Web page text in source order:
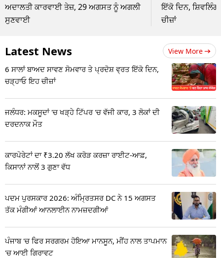
ਅਦਾਲਤੀ ਕਾਰਵਾਈ ਤੇਜ਼, 29 ਅਗਸਤ ਨੂੰ ਅਗਲੀ
ਸੁਣਵਾਈ
ਇੱਕੋ ਦਿਨ,
ਚੀਜ਼ਾਂ
Latest News View More
6 ਸਾਲਾਂ ਬਾਅਦ ਸਾਵਣ ਸੋਮਵਾਰ ਤੇ ਪ੍ਰਦੋਸ਼ ਵ੍ਰਤ ਇੱਕੋ ਦਿਨ,
ਚੜ੍ਹਾਓ ਇਹ ਚੀਜ਼ਾਂ
ਜਲੰਧਰ: ਮਕਸੂਦਾਂ 'ਚ ਖੜ੍ਹੇ ਟਿੱਪਰ 'ਚ ਵੱਜੀ ਕਾਰ, 3 ਲੋਕਾਂ ਦੀ
ਦਰਦਨਾਕ ਮੌਤ
ਕਾਰਪੋਰੇਟਾਂ ਦਾ ₹3.20 ਲੱਖ ਕਰੋੜ ਕਰਜ਼ਾ ਰਾਈਟ-ਆਫ਼,
ਕਿਸਾਨਾਂ ਨਾਲੋਂ 3 ਗੁਣਾ ਵੱਧ
ਪਦਮ ਪੁਰਸਕਾਰ 2026: ਅੰਮ੍ਰਿਤਸਰ DC ਨੇ 15 ਅਗਸਤ
ਤੱਕ ਮੰਗੀਆਂ ਆਨਲਾਈਨ ਨਾਮਜ਼ਦਗੀਆਂ
ਪੰਜਾਬ 'ਚ ਫਿਰ ਸਰਗਰਮ ਹੋਇਆ ਮਾਨਸੂਨ, ਮੀਂਹ ਨਾਲ ਤਾਪਮਾਨ
'ਚ ਆਈ ਗਿਰਾਵਟ